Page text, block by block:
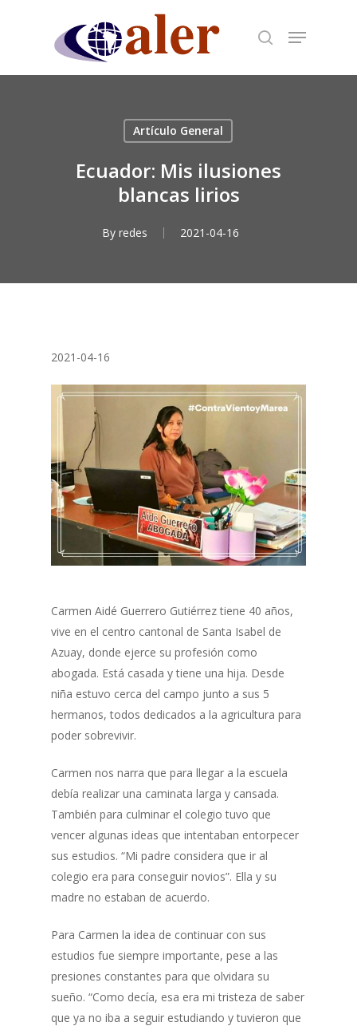
content
Artículo General
Ecuador: Mis ilusiones
blancas lirios
By redes 2021-04-16
2021-04-16
Carmen Aidé Guerrero Gutiérrez tiene 40 años,
vive en el centro cantonal de Santa Isabel de
Azuay, donde ejerce su profesión como
abogada. Está casada y tiene una hija. Desde
niña estuvo cerca del campo junto a sus 5
hermanos, todos dedicados a la agricultura para
poder sobrevivir.
Carmen nos narra que para llegar a la escuela
debía realizar una caminata larga y cansada.
También para culminar el colegio tuvo que
vencer algunas ideas que intentaban entorpecer
sus estudios. “Mi padre considera que ir al
colegio era para conseguir novios”. Ella y su
madre no estaban de acuerdo.
Para Carmen la idea de continuar con sus
estudios fue siempre importante, pese a las
presiones constantes para que olvidara su
sueño. “Como decía, esa era mi tristeza de saber
que ya no iba a seguir estudiando y tuvieron que